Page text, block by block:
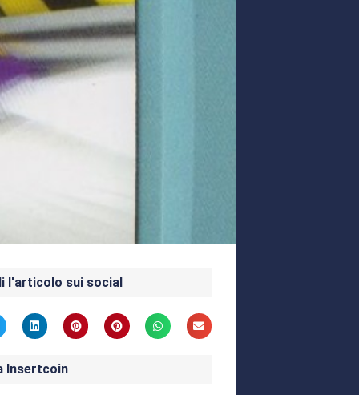
l'articolo sui social
Insertcoin